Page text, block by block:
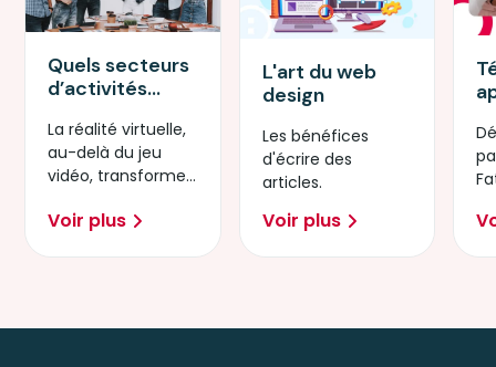
Quels secteurs
d’activités
l’AR/VR ?
La réalité virtuelle,
au-delà du jeu
vidéo, transforme
secteurs et
Voir plus
L'art du web
design
Les bénéfices
d'écrire des
articles.
Voir plus